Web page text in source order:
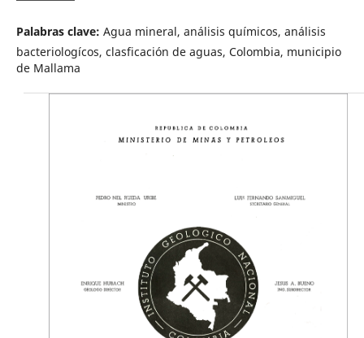
Palabras clave: Agua mineral, análisis químicos, análisis
bacteriologícos, clasficación de aguas, Colombia, municipio
de Mallama